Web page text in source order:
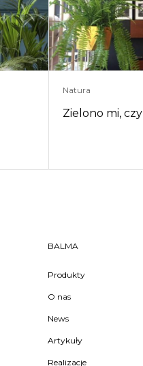
Natura
Zielono mi,
BALMA
Produkty
O nas
News
Artykuły
Realizacje